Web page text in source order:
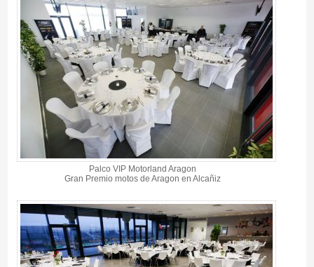
Palco VIP Motorland Aragon
Gran Premio motos de Aragon en Alcañiz